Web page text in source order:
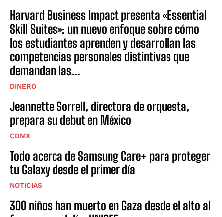
Harvard Business Impact presenta «Essential
Skill Suites»: un nuevo enfoque sobre cómo
los estudiantes aprenden y desarrollan las
competencias personales distintivas que
demandan las...
DINERO
Jeannette Sorrell, directora de orquesta,
prepara su debut en México
CDMX
Todo acerca de Samsung Care+ para proteger
tu Galaxy desde el primer día
NOTICIAS
300 niños han muerto en Gaza desde el alto al